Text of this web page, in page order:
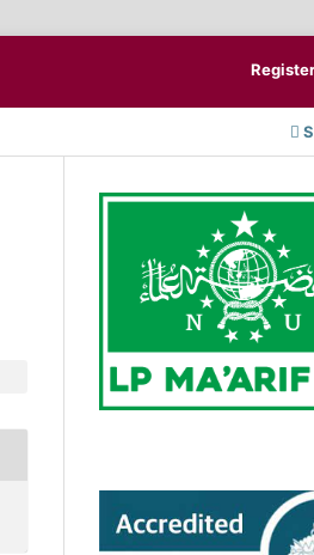
Register